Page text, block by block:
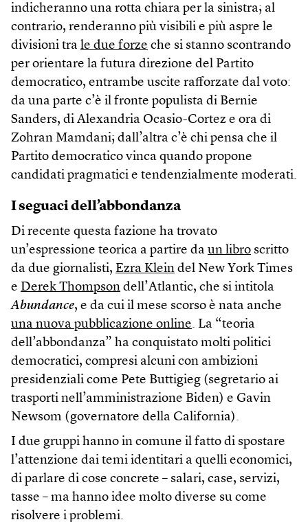
indicheranno una rotta chiara per la sinistra; al
contrario, renderanno più visibili e più aspre le
divisioni tra le due forze che si stanno scontrando
per orientare la futura direzione del Partito
democratico, entrambe uscite rafforzate dal voto:
da una parte c’è il fronte populista di Bernie
Sanders, di Alexandria Ocasio-Cortez e ora di
Zohran Mamdani; dall’altra c’è chi pensa che il
Partito democratico vinca quando propone
candidati pragmatici e tendenzialmente moderati.
I seguaci dell’abbondanza
Di recente questa fazione ha trovato
un’espressione teorica a partire da un libro scritto
da due giornalisti, Ezra Klein del New York Times
e Derek Thompson dell’Atlantic, che si intitola
Abundance, e da cui il mese scorso è nata anche
una nuova pubblicazione online. La “teoria
dell’abbondanza” ha conquistato molti politici
democratici, compresi alcuni con ambizioni
presidenziali come Pete Buttigieg (segretario ai
trasporti nell’amministrazione Biden) e Gavin
Newsom (governatore della California).
I due gruppi hanno in comune il fatto di spostare
l’attenzione dai temi identitari a quelli economici,
di parlare di cose concrete – salari, case, servizi,
tasse – ma hanno idee molto diverse su come
risolvere i problemi.